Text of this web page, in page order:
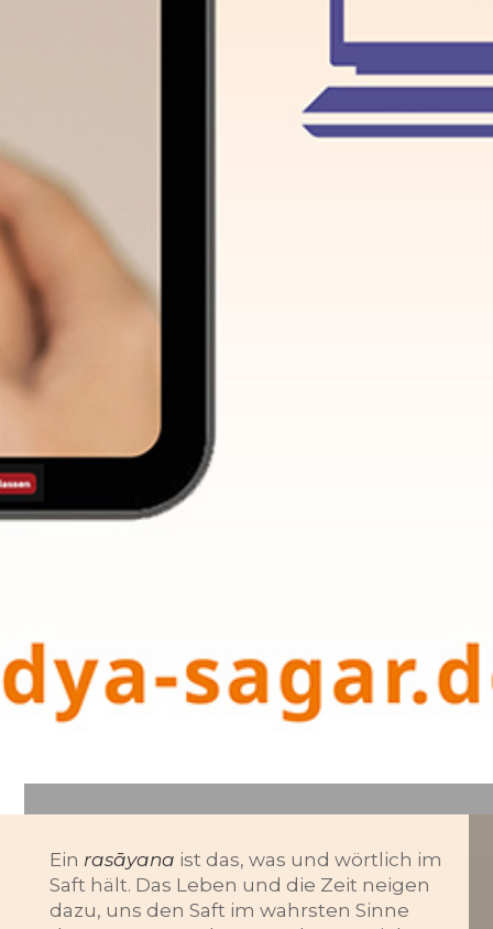
Ein rasāyana ist das, was und wörtlich im
Saft hält. Das Leben und die Zeit neigen
dazu, uns den Saft im wahrsten Sinne